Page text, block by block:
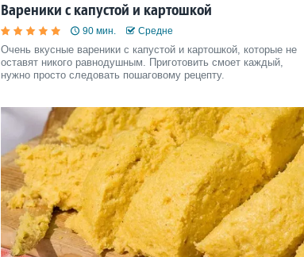
Вареники с капустой и картошкой
90 мин. Средне
Очень вкусные вареники с капустой и картошкой, которые не
оставят никого равнодушным. Приготовить смоет каждый,
нужно просто следовать пошаговому рецепту.